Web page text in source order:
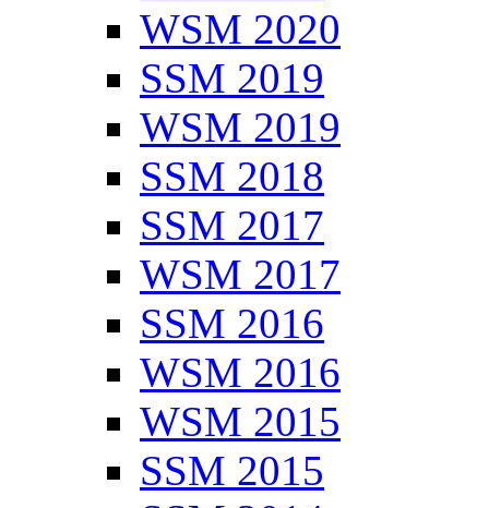
WSM 2020
SSM 2019
WSM 2019
SSM 2018
SSM 2017
WSM 2017
SSM 2016
WSM 2016
WSM 2015
SSM 2015